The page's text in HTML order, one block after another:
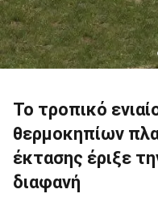
Το τροπικό
θερμοκηπίων
έκτασης έριξε
διαφανή